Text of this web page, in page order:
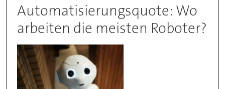
Automatisierungsquote: Wo
arbeiten die meisten Roboter?